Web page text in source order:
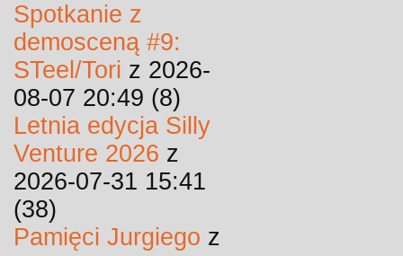
Spotkanie z
demosceną #9:
STeel/Tori z 2026-
08-07 20:49 (8)
Letnia edycja Silly
Venture 2026 z
2026-07-31 15:41
(38)
Pamięci Jurgiego z